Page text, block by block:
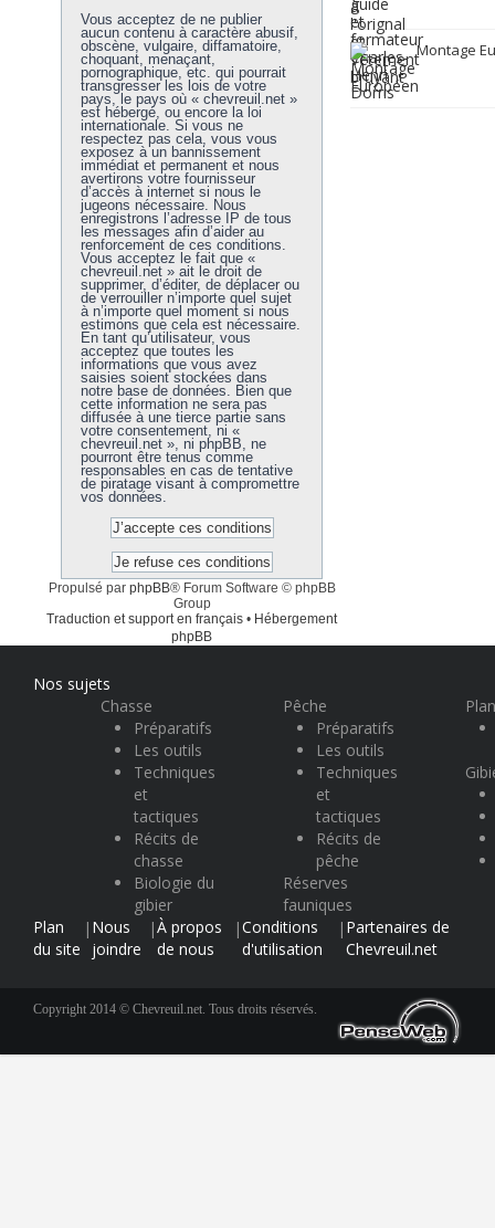
Vous acceptez de ne publier
aucun contenu à caractère abusif,
obscène, vulgaire, diffamatoire,
choquant, menaçant,
pornographique, etc. qui pourrait
transgresser les lois de votre
pays, le pays où « chevreuil.net »
est hébergé, ou encore la loi
internationale. Si vous ne
respectez pas cela, vous vous
exposez à un bannissement
immédiat et permanent et nous
avertirons votre fournisseur
d’accès à internet si nous le
jugeons nécessaire. Nous
enregistrons l’adresse IP de tous
les messages afin d’aider au
renforcement de ces conditions.
Vous acceptez le fait que «
chevreuil.net » ait le droit de
supprimer, d’éditer, de déplacer ou
de verrouiller n’importe quel sujet
à n’importe quel moment si nous
estimons que cela est nécessaire.
En tant qu’utilisateur, vous
acceptez que toutes les
informations que vous avez
saisies soient stockées dans
notre base de données. Bien que
cette information ne sera pas
diffusée à une tierce partie sans
votre consentement, ni «
chevreuil.net », ni phpBB, ne
pourront être tenus comme
responsables en cas de tentative
de piratage visant à compromettre
vos données.
Propulsé par phpBB® Forum Software © phpBB
Group
Traduction et support en français • Hébergement
phpBB
Montage
Nos sujets
Chasse
Préparatifs
Les outils
Techniques
et
tactiques
Récits de
chasse
Biologie du
gibier
Pêche
Préparatifs
Les outils
Techniques
et
tactiques
Récits de
pêche
Réserves
fauniques
Plan
du site
| Nous
joindre
|À propos
de nous
|Conditions
d'utilisation
| Partenaires de
Chevreuil.net
Copyright 2014 © Chevreuil.net. Tous droits réservés.